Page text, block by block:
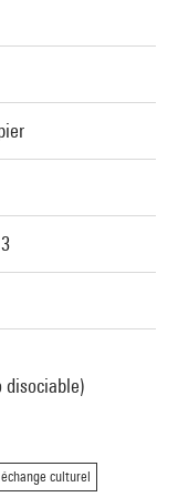
disociable)
échange culturel